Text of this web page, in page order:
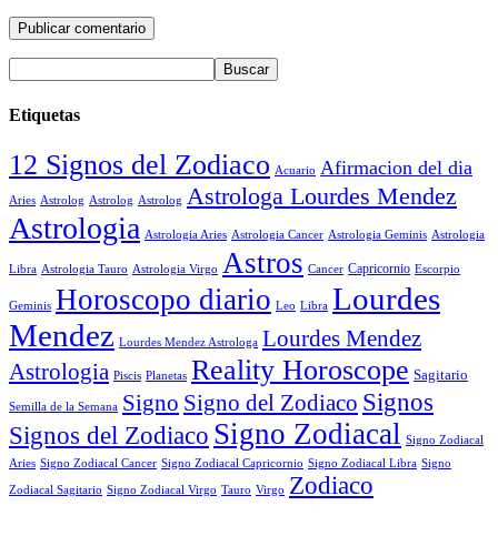
Etiquetas
12 Signos del Zodiaco Acuario Afirmacion del dia
Aries Astrolog Astrolog Astrolog Astrologa Lourdes Mendez
Astrologia Astrologia Aries Astrologia Cancer Astrologia Geminis Astrologia
Libra Astrologia Tauro Astrologia Virgo Astros Cancer Capricornio Escorpio
Geminis Horoscopo diario Leo Libra Lourdes
Mendez Lourdes Mendez Astrologa Lourdes Mendez
Astrologia Piscis Planetas Reality Horoscope Sagitario
Semilla de la Semana Signo Signo del Zodiaco Signos
Signos del Zodiaco Signo Zodiacal Signo Zodiacal
Aries Signo Zodiacal Cancer Signo Zodiacal Capricornio Signo Zodiacal Libra Signo
Zodiacal Sagitario Signo Zodiacal Virgo Tauro Virgo Zodiaco